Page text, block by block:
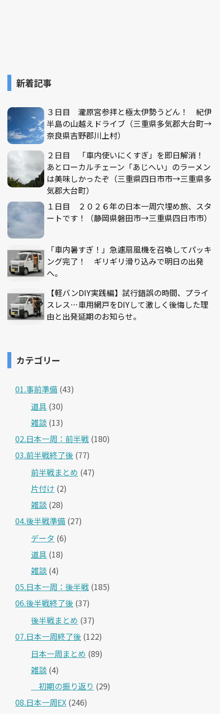
新着記事
３日目 瀧原宮参拝と極太伊勢うどん！ 紀伊
半島の山越えドライブ（三重県多気郡大台町→
奈良県吉野郡川上村）
２日目 「車内使いにくすぎ」を即日解消！
あとローカルチェーン「あじへい」のラーメン
は美味しかったぞ（三重県四日市市→三重県多
気郡大台町）
１日目 ２０２６年の日本一周穴埋め旅、スタ
ートです！（静岡県磐田市→三重県四日市市）
「車内暑すぎ！」急遽扇風機を召喚してパッキ
ング完了！ ギリギリ滑り込みで明日の出発
へ。
【軽バンDIY実践編】試行錯誤の時間、プライ
スレス…車用網戸をDIYして激しく後悔した理
由と出発延期のお知らせ。
カテゴリー
01.事前準備 (43)
道具 (30)
雑談 (13)
02.日本一周：前半戦 (180)
03.前半戦終了後 (77)
前半戦まとめ (47)
片付け (2)
雑談 (28)
04.後半戦準備 (27)
データ (6)
道具 (18)
雑談 (4)
05.日本一周：後半戦 (185)
06.後半戦終了後 (37)
後半戦まとめ (37)
07.日本一周終了後 (122)
日本一周まとめ (89)
雑談 (4)
＿初期の振り返り (29)
08.日本一周EX (246)